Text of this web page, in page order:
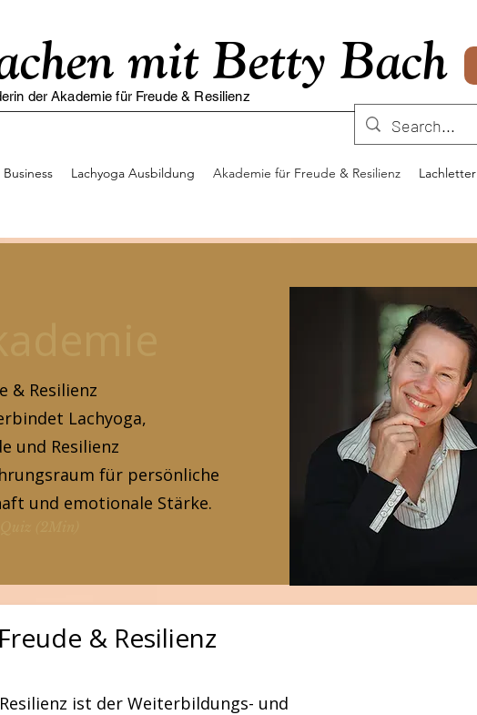
mit Betty Bach
der Akademie für Freude & Resilienz
Lachyoga Ausbildung Akademie für Freude & Resilienz Lachletter
& Resilienz
Lachyoga,
und Resilienz
für persönliche
und emotionale Stärke.
& Resilienz
ist der Weiterbildungs- und